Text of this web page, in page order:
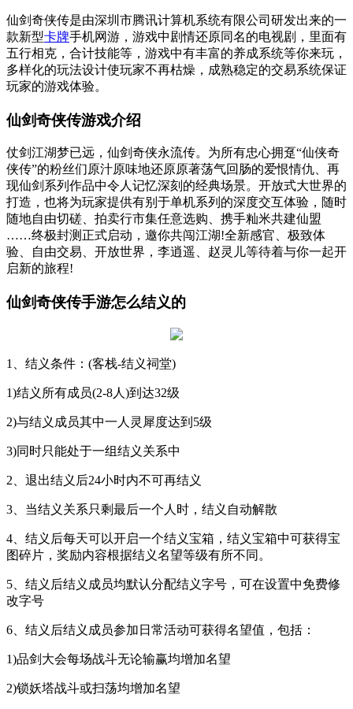
仙剑奇侠传是由深圳市腾讯计算机系统有限公司研发出来的一
款新型卡牌手机网游，游戏中剧情还原同名的电视剧，里面有
五行相克，合计技能等，游戏中有丰富的养成系统等你来玩，
多样化的玩法设计使玩家不再枯燥，成熟稳定的交易系统保证
玩家的游戏体验。
仙剑奇侠传游戏介绍
仗剑江湖梦已远，仙剑奇侠永流传。为所有忠心拥趸“仙侠奇
侠传”的粉丝们原汁原味地还原原著荡气回肠的爱恨情仇、再
现仙剑系列作品中令人记忆深刻的经典场景。开放式大世界的
打造，也将为玩家提供有别于单机系列的深度交互体验，随时
随地自由切磋、拍卖行市集任意选购、携手籼米共建仙盟
……终极封测正式启动，邀你共闯江湖!全新感官、极致体
验、自由交易、开放世界，李逍遥、赵灵儿等待着与你一起开
启新的旅程!
仙剑奇侠传手游怎么结义的
1、结义条件：(客栈-结义祠堂)
1)结义所有成员(2-8人)到达32级
2)与结义成员其中一人灵犀度达到5级
3)同时只能处于一组结义关系中
2、退出结义后24小时内不可再结义
3、当结义关系只剩最后一个人时，结义自动解散
4、结义后每天可以开启一个结义宝箱，结义宝箱中可获得宝
图碎片，奖励内容根据结义名望等级有所不同。
5、结义后结义成员均默认分配结义字号，可在设置中免费修
改字号
6、结义后结义成员参加日常活动可获得名望值，包括：
1)品剑大会每场战斗无论输赢均增加名望
2)锁妖塔战斗或扫荡均增加名望